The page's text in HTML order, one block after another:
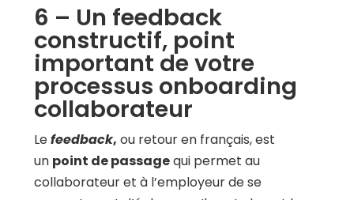
6 – Un feedback
constructif, point
important de votre
processus onboarding
collaborateur
Lefeedback, ou retour en français, est
un point de passagequi permet au
collaborateur et à l’employeur de se